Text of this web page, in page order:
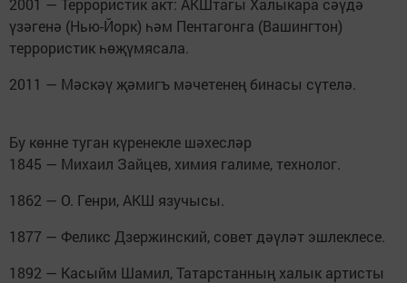
2001 — Террористик акт: АКШтагы Халыкара сәүдә
үзәгенә (Нью-Йорк) һәм Пентагонга (Вашингтон)
террористик һөҗүмясала.
2011 — Мәскәү җәмигъ мәчетенең бинасы сүтелә.
Бу көнне туган күренекле шәхесләр
1845 — Михаил Зайцев, химия галиме, технолог.
1862 — О. Генри, АКШ язучысы.
1877 — Феликс Дзержинский, совет дәүләт эшлеклесе.
1892 — Касыйм Шамил, Татарстанның халык артисты